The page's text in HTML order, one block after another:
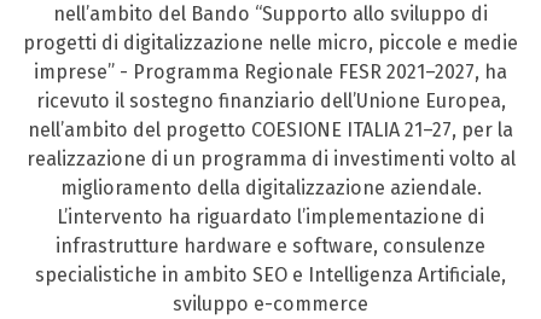
nell’ambito del Bando “Supporto allo sviluppo di
progetti di digitalizzazione nelle micro, piccole e medie
imprese” - Programma Regionale FESR 2021–2027, ha
ricevuto il sostegno finanziario dell’Unione Europea,
nell’ambito del progetto COESIONE ITALIA 21–27, per la
realizzazione di un programma di investimenti volto al
miglioramento della digitalizzazione aziendale.
L’intervento ha riguardato l’implementazione di
infrastrutture hardware e software, consulenze
specialistiche in ambito SEO e Intelligenza Artificiale,
sviluppo e-commerce